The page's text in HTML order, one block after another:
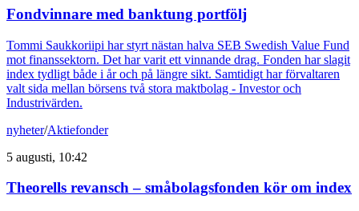
Fondvinnare med banktung portfölj
Tommi Saukkoriipi har styrt nästan halva SEB Swedish Value Fund
mot finanssektorn. Det har varit ett vinnande drag. Fonden har slagit
index tydligt både i år och på längre sikt. Samtidigt har förvaltaren
valt sida mellan börsens två stora maktbolag - Investor och
Industrivärden.
nyheter/Aktiefonder
5 augusti, 10:42
Theorells revansch – småbolagsfonden kör om index